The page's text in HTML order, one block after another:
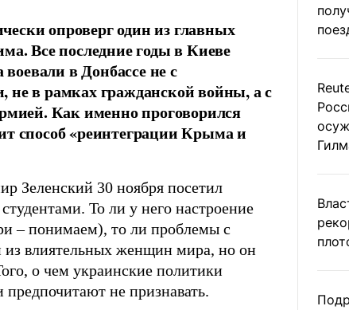
опроверг один из главных
Все последние годы в Киеве
воевали в Донбассе не с
не в рамках гражданской войны, а с
Как именно проговорился
способ «реинтеграции Крыма и
Зеленский 30 ноября посетил
То ли у него настроение
– понимаем), то ли проблемы с
из влиятельных женщин мира, но он
о чем украинские политики
предпочитают не признавать.